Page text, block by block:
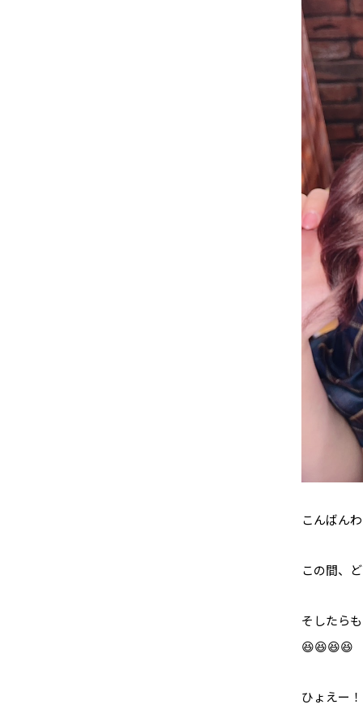
こんばん
この間、
そしたら
😆😆😆😆
ひょえー